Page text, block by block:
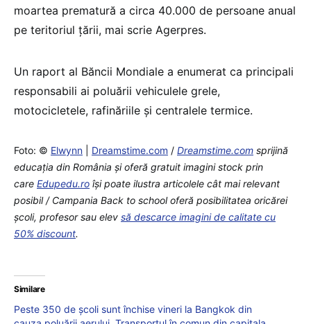
moartea prematură a circa 40.000 de persoane anual
pe teritoriul ţării, mai scrie Agerpres.
Un raport al Băncii Mondiale a enumerat ca principali
responsabili ai poluării vehiculele grele,
motocicletele, rafinăriile şi centralele termice.
Foto: © Elwynn Dreamstime.com / Dreamstime.com sprijină
educaţia din România şi oferă gratuit imagini stock prin
care Edupedu.ro îşi poate ilustra articolele cât mai relevant
posibil / Campania Back to school oferă posibilitatea oricărei
școli, profesor sau elev să descarce imagini de calitate cu
50% discount.
Similare
Peste 350 de școli sunt închise vineri la Bangkok din